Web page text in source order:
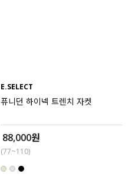
E.SELECT
퓨니던 하이넥 트렌치 자켓
88,000원
(77~110)